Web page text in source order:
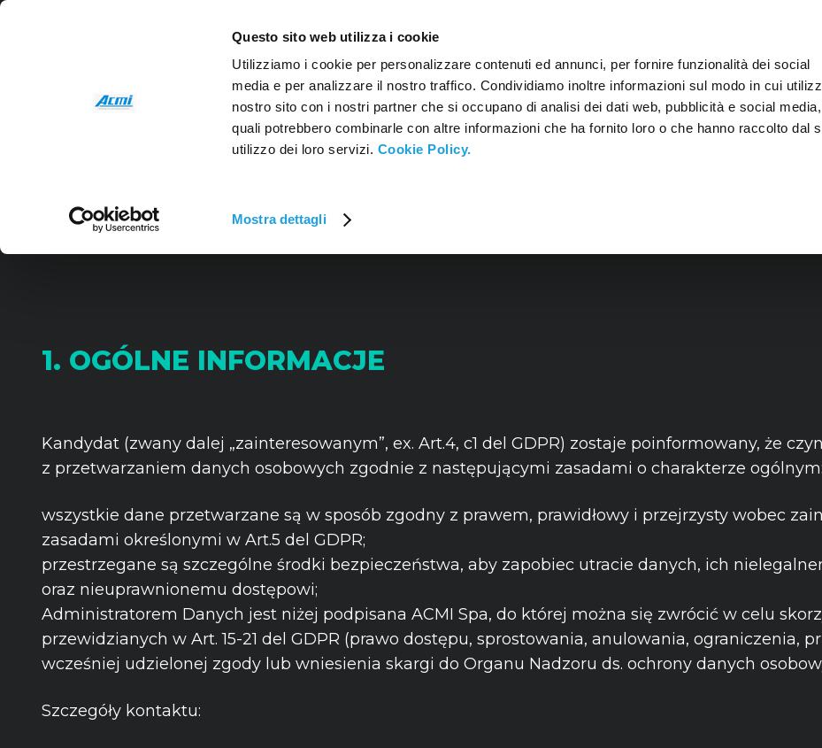
Questo sito web utilizza i cookie
Utilizziamo i cookie per personalizzare contenuti ed annunci, per fornire funzionalità dei social
media e per analizzare il nostro traffico. Condividiamo inoltre informazioni sul modo in cui
nostro sito con i nostri partner che si occupano di analisi dei dati web, pubblicità e social
quali potrebbero combinarle con altre informazioni che ha fornito loro o che hanno raccolto dal
utilizzo dei loro servizi. Cookie Policy.
Mostra dettagli
INFORMACJA O PRZETWARZANIU DANYCH
1. OGÓLNE INFORMACJE
Kandydat (zwany dalej „zainteresowanym”, ex. Art.4, c1 del GDPR) zostaje poinformowany, że
z przetwarzaniem danych osobowych zgodnie z następującymi zasadami o charakterze ogólnym:
wszystkie dane przetwarzane są w sposób zgodny z prawem, prawidłowy i przejrzysty wobec
zasadami określonymi w Art.5 del GDPR;
przestrzegane są szczególne środki bezpieczeństwa, aby zapobiec utracie danych, ich
oraz nieuprawnionemu dostępowi;
Administratorem Danych jest niżej podpisana ACMI Spa, do której można się zwrócić w celu
przewidzianych w Art. 15-21 del GDPR (prawo dostępu, sprostowania, anulowania, ograniczenia,
wcześniej udzielonej zgody lub wniesienia skargi do Organu Nadzoru ds. ochrony danych
Szczegóły kontaktu: